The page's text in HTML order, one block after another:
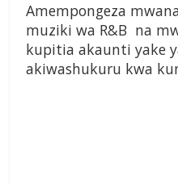
Amempongeza
muziki wa R&B na
kupitia akaunti yake
akiwashukuru kwa